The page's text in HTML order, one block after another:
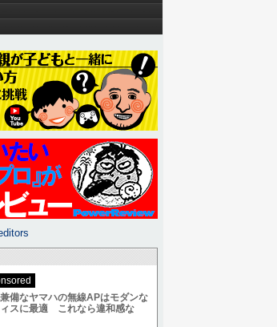
備なヤマハの無線APはモダンな
スに最適 これなら違和感な